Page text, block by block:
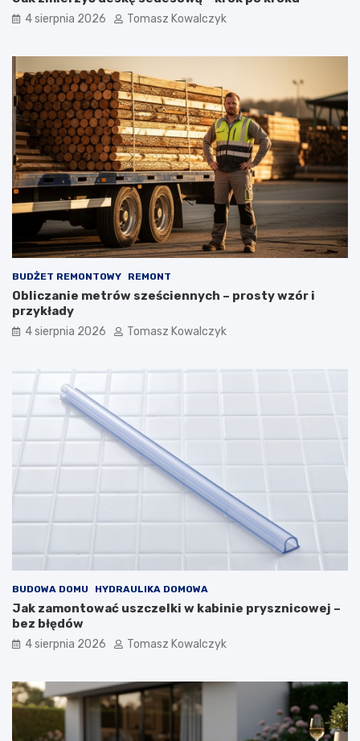
4 sierpnia 2026 Tomasz Kowalczyk
BUDŻET REMONTOWY REMONT
Obliczanie metrów sześciennych – prosty wzór i
przykłady
4 sierpnia 2026 Tomasz Kowalczyk
BUDOWA DOMU HYDRAULIKA DOMOWA
Jak zamontować uszczelki w kabinie prysznicowej –
bez błędów
4 sierpnia 2026 Tomasz Kowalczyk